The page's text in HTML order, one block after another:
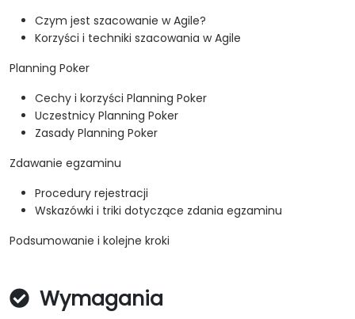
Czym jest szacowanie w Agile?
Korzyści i techniki szacowania w Agile
Planning Poker
Cechy i korzyści Planning Poker
Uczestnicy Planning Poker
Zasady Planning Poker
Zdawanie egzaminu
Procedury rejestracji
Wskazówki i triki dotyczące zdania egzaminu
Podsumowanie i kolejne kroki
Wymagania